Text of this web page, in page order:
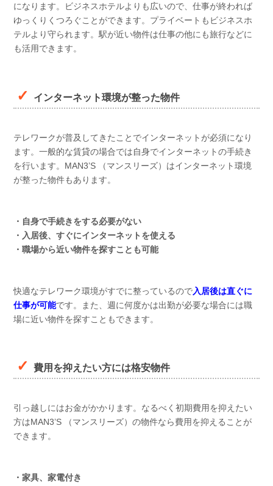
になります。ビジネスホテルよりも広いので、仕事が終われば
ゆっくりくつろぐことができます。プライベートもビジネスホ
テルより守られます。駅が近い物件は仕事の他にも旅行などに
も活用できます。
インターネット環境が整った物件
テレワークが普及してきたことでインターネットが必須になり
ます。一般的な賃貸の場合では自身でインターネットの手続き
を行います。MAN3’S （マンスリーズ）はインターネット環境
が整った物件もあります。
・自身で手続きをする必要がない
・入居後、すぐにインターネットを使える
・職場から近い物件を探すことも可能
快適なテレワーク環境がすでに整っているので入居後は直ぐに
仕事が可能です。また、週に何度かは出勤が必要な場合には職
場に近い物件を探すこともできます。
費用を抑えたい方には格安物件
引っ越しにはお金がかかります。なるべく初期費用を抑えたい
方はMAN3’S （マンスリーズ）の物件なら費用を抑えることが
できます。
・家具、家電付き